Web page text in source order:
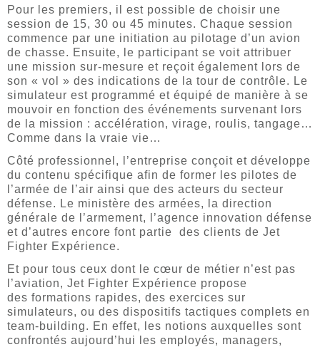
Pour les premiers, il est possible de choisir une
session de 15, 30 ou 45 minutes. Chaque session
commence par une initiation au pilotage d’un avion
de chasse. Ensuite, le participant se voit attribuer
une mission sur-mesure et reçoit également lors de
son « vol » des indications de la tour de contrôle. Le
simulateur est programmé et équipé de manière à se
mouvoir en fonction des événements survenant lors
de la mission : accélération, virage, roulis, tangage…
Comme dans la vraie vie…
Côté professionnel, l’entreprise conçoit et développe
du contenu spécifique afin de former les pilotes de
l’armée de l’air ainsi que des acteurs du secteur
défense. Le ministère des armées, la direction
générale de l’armement, l’agence innovation défense
et d’autres encore font partie des clients de Jet
Fighter Expérience.
Et pour tous ceux dont le cœur de métier n’est pas
l’aviation, Jet Fighter Expérience propose
des formations rapides, des exercices sur
simulateurs, ou des dispositifs tactiques complets en
team-building. En effet, les notions auxquelles sont
confrontés aujourd’hui les employés, managers,